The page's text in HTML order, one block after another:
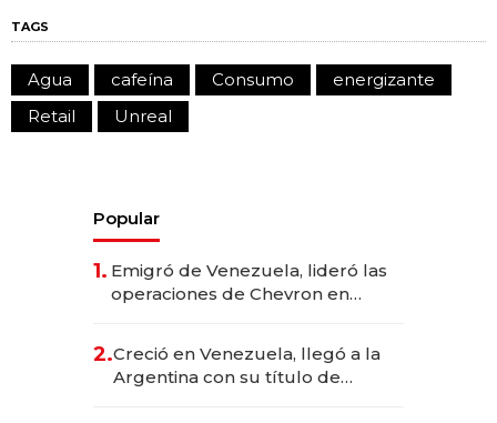
TAGS
Agua cafeína Consumo
energizante
Retail
Unreal
Popular
1. Emigró de Venezuela, lideró las
operaciones de Chevron en
2.Creció en Venezuela, llegó a la
Argentina con su título de